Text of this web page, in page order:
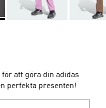
att göra din adidas
perfekta presenten!